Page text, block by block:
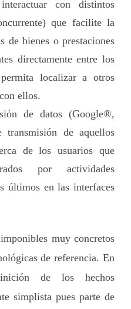
con distintos
que facilite la
de bienes o prestaciones
directamente entre los
localizar a otros
ellos.
de datos (Google®,
de aquellos
de los usuarios que
por actividades
últimos en las interfaces
muy concretos
de referencia. En
de los hechos
simplista pues parte de